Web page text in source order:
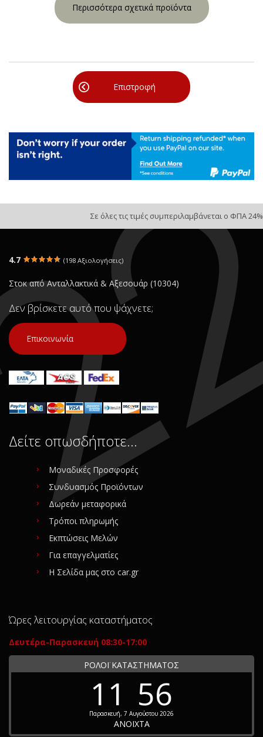
Περισσότερα σχετικά προϊόντα
Επιστροφή
Σε όλες τις τιμές συμπεριλαμβάνεται ο ΦΠΑ 24%
4.7 (198 Αξιολογήσεις)
Στοκ από Ανταλλακτικά & Αξεσουάρ (10304)
Δεν βρίσκετε αυτό που ψάχνετε;
Επικοινωνία
Δείτε οπωσδήποτε…
Μοναδικές Προσφορές
Συνδυασμός Προϊόντων
Δωρεάν μεταφορικά
Τρόποι πληρωμής
Εκπτώσεις Μελών
Για επαγγελματίες
Η Σελίδα μας στο car.gr
Ώρες λειτουργίας καταστήματος
Δευτέρα-Παρασκευή 08:30-17:00
ΡΟΛΟΪ ΚΑΤΑΣΤΗΜΑΤΟΣ
11 56
Παρασκευή, 7 Αυγούστου 2026
ΑΝΟΙΧΤΑ